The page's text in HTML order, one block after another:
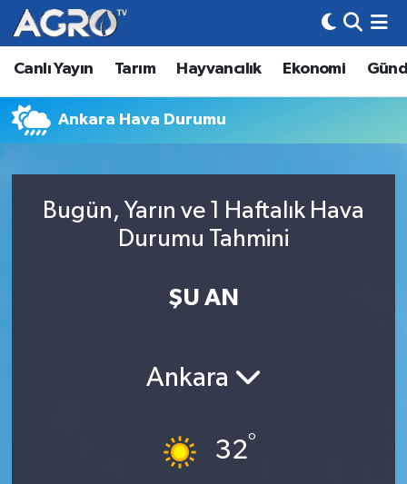
Canlı Yayın Tarım Hayvancılık Ekonomi
Ankara Hava Durumu
Bugün, Yarın ve 1 Haftalık Hava
Durumu Tahmini
ŞU AN
Ankara
32°
Hava Durumu
Trafik Durumu
Tüm Manşetler